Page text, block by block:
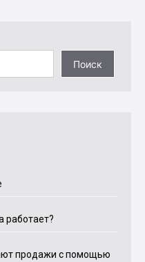
Поиск
работает?
продажи с помощью